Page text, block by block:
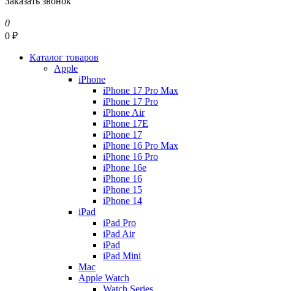
0
0 ₽
Каталог товаров
Apple
iPhone
iPhone 17 Pro Max
iPhone 17 Pro
iPhone Air
iPhone 17E
iPhone 17
iPhone 16 Pro Max
iPhone 16 Pro
iPhone 16e
iPhone 16
iPhone 15
iPhone 14
iPad
iPad Pro
iPad Air
iPad
iPad Mini
Mac
Apple Watch
Watch Series